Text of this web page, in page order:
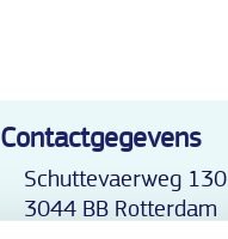
Contactgegevens
Schuttevaerweg 130
3044 BB Rotterdam